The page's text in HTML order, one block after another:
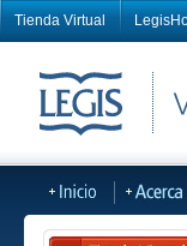
Tienda Virtual